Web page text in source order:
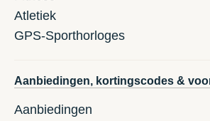
Atletiek
GPS-Sporthorloges
Aanbiedingen, kortingscodes &
Aanbiedingen